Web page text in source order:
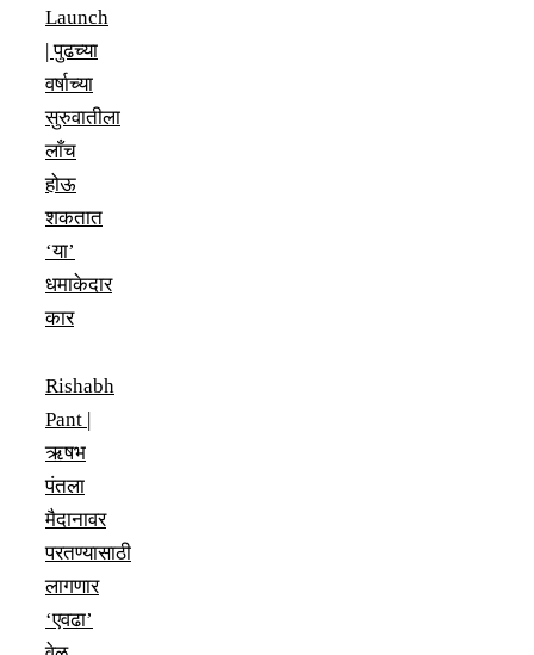
Launch
| पुढच्या
वर्षाच्या
सुरुवातीला
लाँच
होऊ
शकतात
‘या’
धमाकेदार
कार
Rishabh
Pant |
ऋषभ
पंतला
मैदानावर
परतण्यासाठी
लागणार
‘एवढा’